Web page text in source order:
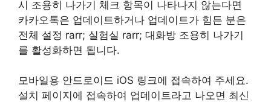
시 조용히 나가기 체크 항목이 나타나지 않는다면
카카오톡은 업데이트하거나 업데이트가 힘든 분은
전체 설정 rarr; 실험실 rarr; 대화방 조용히 나가기
를 활성화하면 됩니다.
모바일용 안드로이드 iOS 링크에 접속하여 주세요.
설치 페이지에 접속하여 업데이트라고 나오면 최신